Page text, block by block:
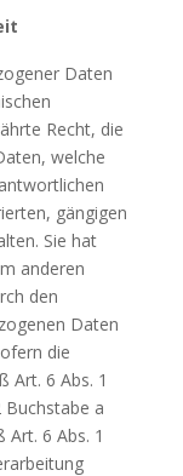
Daten
Recht, die
welche
gängigen
Sie hat
anderen
den
Daten
die
Art. 6 Abs. 1
Buchstabe a
Art. 6 Abs. 1